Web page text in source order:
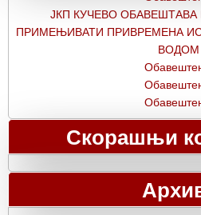
ЈКП КУЧЕВО
ПРИМЕЊИВАТИ ПРИВРЕМЕНА
ВОДОМ
Скорашњи